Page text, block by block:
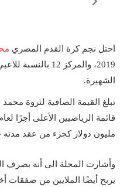
احتل نجم كرة القدم المصري
2019، والمركز
الشهيرة.
مليون دولار كجزء من عقد مدته خمس سنوات و 75 مليون
وأشارت المجلة الى أنه بصرف
يربح أيضًا الملايين من